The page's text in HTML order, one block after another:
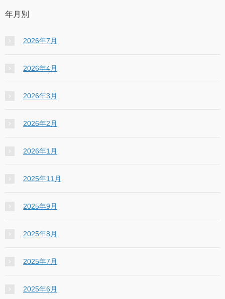
年月別
2026年7月
2026年4月
2026年3月
2026年2月
2026年1月
2025年11月
2025年9月
2025年8月
2025年7月
2025年6月